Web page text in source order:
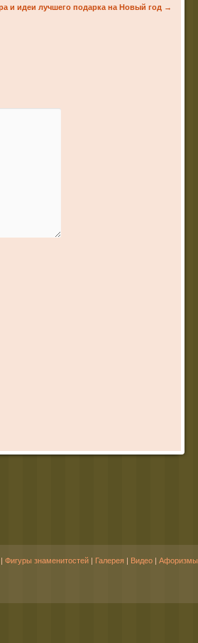
и идеи лучшего подарка на Новый год →
| Фигуры знаменитостей | Галерея | Видео | Афоризмы